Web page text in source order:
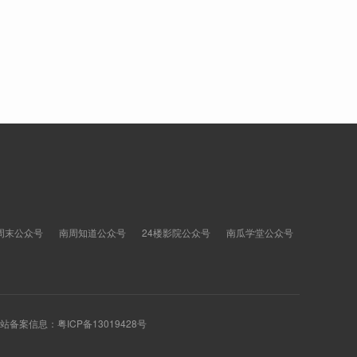
末公众号 南周知道公众号 24楼影院公众号 南瓜学堂公众号
备案信息： 粤ICP备13019428号